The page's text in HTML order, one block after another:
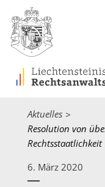
Aktuelles
Current:
Resolution von
Rechtsstaatlichkeit
6. März 2020